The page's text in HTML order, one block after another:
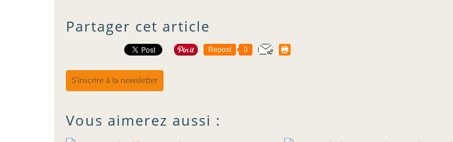
Partager cet article
Repost 0
S'inscrire à la newsletter
Vous aimerez aussi :